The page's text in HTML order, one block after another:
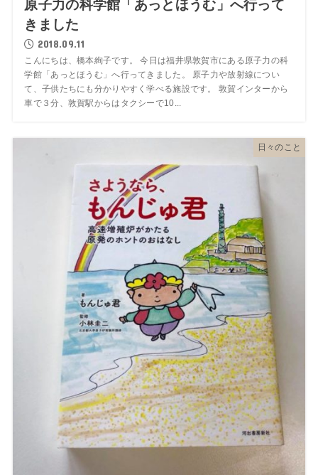
原子力の科学館「あっとほうむ」へ行って
きました
2018.09.11
こんにちは、橋本絢子です。 今日は福井県敦賀市にある原子力の科
学館「あっとほうむ」へ行ってきました。 原子力や放射線につい
て、子供たちにも分かりやすく学べる施設です。 敦賀インターから
車で３分、敦賀駅からはタクシーで10...
日々のこと